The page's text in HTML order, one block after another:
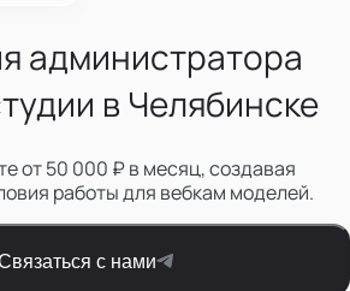
администратора
в Челябинске
от 50 000 ₽ в месяц, создавая
работы для вебкам моделей.
с нами